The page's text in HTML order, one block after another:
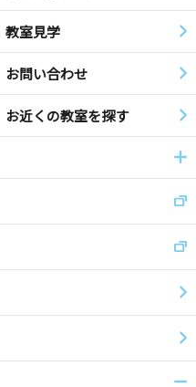
教室見学
お問い合わせ
お近くの教室を探す